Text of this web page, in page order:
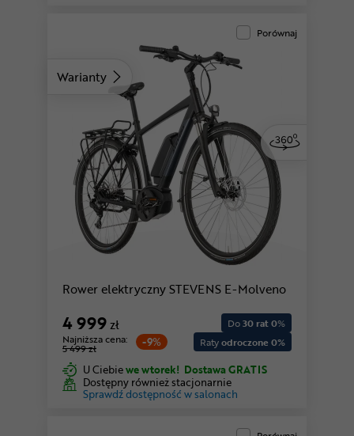
Warianty
niebieski | Low
Porównaj
Rower elektryczny STEVENS E-Molveno
4 999zł
-9%
Najniższa cena:
5 499 zł
Do30 rat 0%
Ratyodroczone 0%
U Ciebiewe wtorek! Dostawa GRATIS
Dostępny również stacjonarnie
Sprawdź dostępność w salonach